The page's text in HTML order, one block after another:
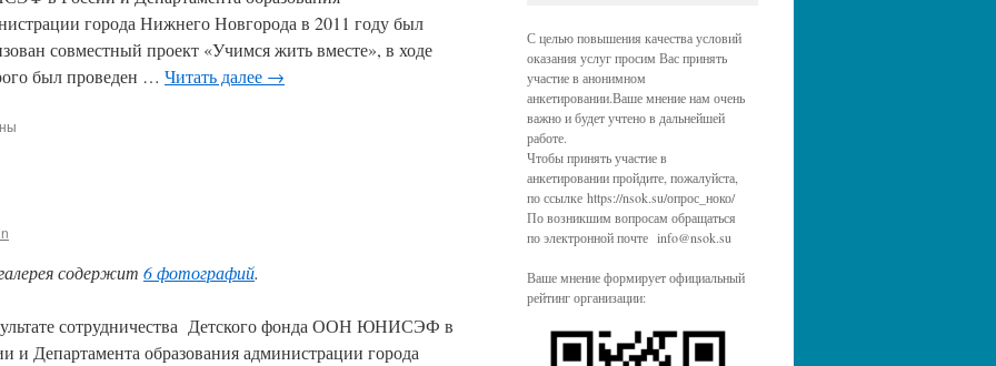
города Нижнего Новгорода в 2011 году был
совместный проект «Учимся жить вместе», в ходе
был проведен … Читать далее →
содержит 6 фотографий.
сотрудничества Детского фонда ООН ЮНИСЭФ в
и Департамента образования администрации города
С целью повышения качества условий
оказания услуг просим Вас принять
участие в анонимном
анкетировании.Ваше мнение нам очень
важно и будет учтено в дальнейшей
работе.
Чтобы принять участие в
анкетировании пройдите, пожалуйста,
по ссылке https://nsok.su/опрос_ноко/
По возникшим вопросам обращаться
по электронной почте info@nsok.su
Ваше мнение формирует официальный
рейтинг организации: